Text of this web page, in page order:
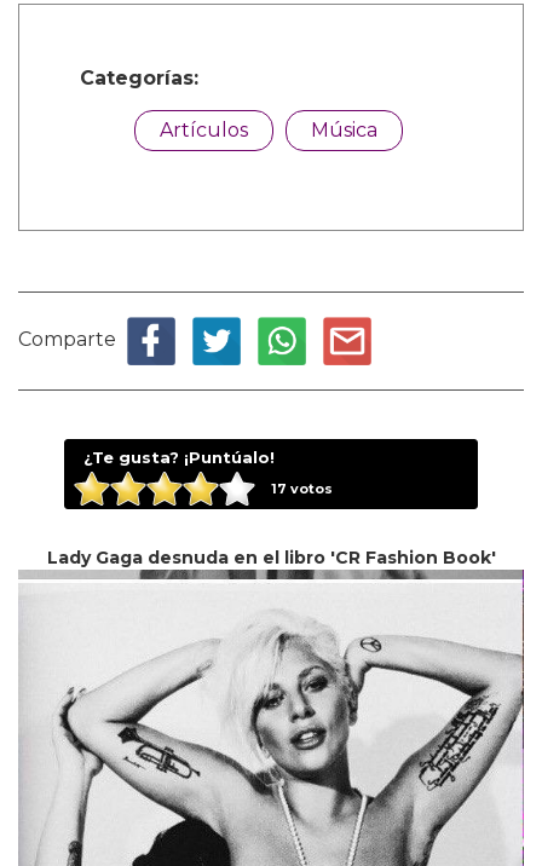
Categorías:
Artículos Música
Comparte
¿Te gusta? ¡Puntúalo!
17 votos
Lady Gaga desnuda en el libro 'CR Fashion Book'